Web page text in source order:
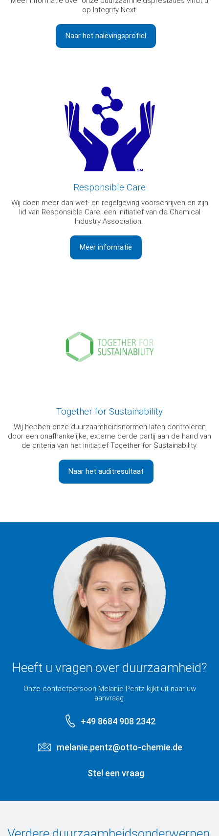
op Integrity Next.
Naar het nalevingsprofiel
Responsible Care
Wij doen meer dan wet- en regelgeving voorschrijven en zijn
lid van Responsible Care, een initiatief van de Chemical
Industry Association.
Meer informatie
Together for Sustainability
Wij hebben onze duurzaamheidsnormen laten controleren
door een onafhankelijke, externe derde partij aan de hand van
de criteria van het initiatief Together for Sustainability.
Naar het auditresultaat
Heeft u vragen over duurzaamheid?
Onze contactpersoon Melanie Pentz kijkt uit naar uw
aanvraag.
+49 8684 908 2342
melanie.pentz@otto-chemie.de
Stel een vraag